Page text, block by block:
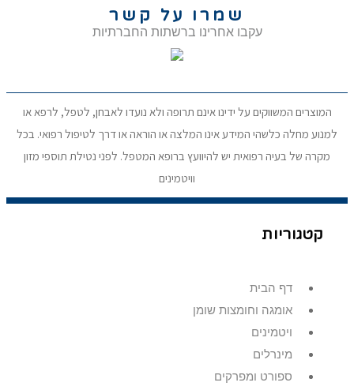
שמרו על קשר
עקבו אחרינו ברשתות החברתיות
המוצרים המשווקים על ידינו אינם תרופה ולא נועדו לאבחן, לטפל, לרפא או
למנוע מחלה כלשהי המידע אינו המלצה או הוראה או דרך לטיפול רפואי. בכל
מקרה של בעיה רפואית יש להיוועץ ברופא המטפל. לפני נטילת תוספי מזון
וויטמינים
קטגוריות
דף הבית
אומגה וחומצות שומן
ויטמינים
מינרלים
ספורט ומפרקים